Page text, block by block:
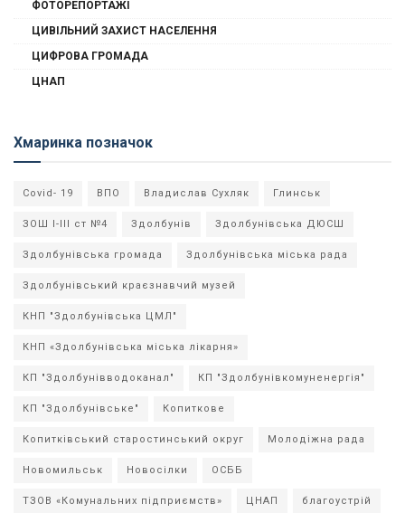
ФОТОРЕПОРТАЖІ
ЦИВІЛЬНИЙ ЗАХИСТ НАСЕЛЕННЯ
ЦИФРОВА ГРОМАДА
ЦНАП
Хмаринка позначок
Covid- 19 ВПО Владислав Сухляк Глинськ
ЗОШ І-ІІІ ст №4 Здолбунів Здолбунівська ДЮСШ
Здолбунівська громада Здолбунівська міська рада
Здолбунівський краєзнавчий музей
КНП "Здолбунівська ЦМЛ"
КНП «Здолбунівська міська лікарня»
КП "Здолбунівводоканал" КП "Здолбунівкомуненергія"
КП "Здолбунівське" Копиткове
Копитківський старостинський округ Молодіжна рада
Новомильськ Новосілки ОСББ
ТЗОВ «Комунальних підприємств» ЦНАП благоустрій